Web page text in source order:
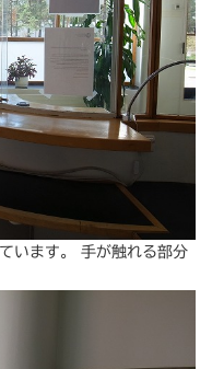
います。 手が触れる部分